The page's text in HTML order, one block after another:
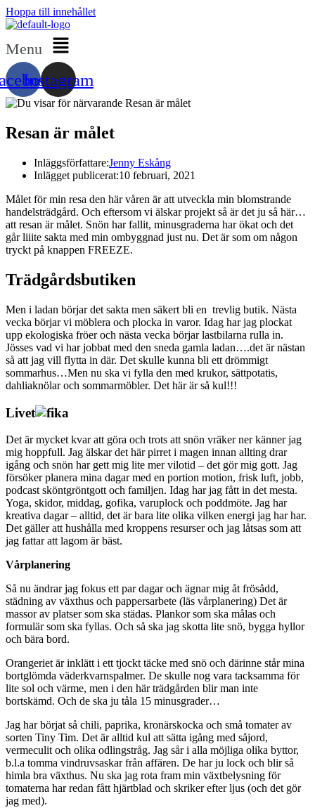
Hoppa till innehållet
Menu
Instagram
Resan är målet
Inläggsförfattare:Jenny Eskång
Inlägget publicerat:10 februari, 2021
Målet för min resa den här våren är att utveckla min blomstrande
handelsträdgård. Och eftersom vi älskar projekt så är det ju så här…
att resan är målet. Snön har fallit, minusgraderna har ökat och det
går liiite sakta med min ombyggnad just nu. Det är som om någon
tryckt på knappen FREEZE.
Trädgårdsbutiken
Men i ladan börjar det sakta men säkert bli en trevlig butik. Nästa
vecka börjar vi möblera och plocka in varor. Idag har jag plockat
upp ekologiska fröer och nästa vecka börjar lastbilarna rulla in.
Jösses vad vi har jobbat med den sneda gamla ladan….det är nästan
så att jag vill flytta in där. Det skulle kunna bli ett drömmigt
sommarhus…Men nu ska vi fylla den med krukor, sättpotatis,
dahliaknölar och sommarmöbler. Det här är så kul!!!
Livet
Det är mycket kvar att göra och trots att snön vräker ner känner jag
mig hoppfull. Jag älskar det här pirret i magen innan allting drar
igång och snön har gett mig lite mer vilotid – det gör mig gott. Jag
försöker planera mina dagar med en portion motion, frisk luft, jobb,
podcast sköntgröntgott och familjen. Idag har jag fått in det mesta.
Yoga, skidor, middag, gofika, varuplock och poddmöte. Jag har
kreativa dagar – alltid, det är bara lite olika vilken energi jag har har.
Det gäller att hushålla med kroppens resurser och jag låtsas som att
jag fattar att lagom är bäst.
Vårplanering
Så nu ändrar jag fokus ett par dagar och ägnar mig åt frösådd,
städning av växthus och pappersarbete (läs vårplanering) Det är
massor av platser som ska städas. Plankor som ska målas och
formulär som ska fyllas. Och så ska jag skotta lite snö, bygga hyllor
och bära bord.
Orangeriet är inklätt i ett tjockt täcke med snö och därinne står mina
bortglömda väderkvarnspalmer. De skulle nog vara tacksamma för
lite sol och värme, men i den här trädgården blir man inte
bortskämd. Och de ska ju tåla 15 minusgrader…
Jag har börjat så chili, paprika, kronärskocka och små tomater av
sorten Tiny Tim. Det är alltid kul att sätta igång med såjord,
vermeculit och olika odlingstråg. Jag sår i alla möjliga olika byttor,
b.l.a tomma vindruvsaskar från affären. De har ju lock och blir så
himla bra växthus. Nu ska jag rota fram min växtbelysning för
tomaterna har redan fått hjärtblad och skriker efter ljus (och det gör
jag med).